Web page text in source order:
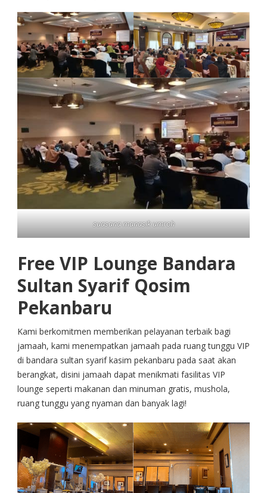
suasana manasik umroh
Free VIP Lounge Bandara
Sultan Syarif Qosim
Pekanbaru
Kami berkomitmen memberikan pelayanan terbaik bagi
jamaah, kami menempatkan jamaah pada ruang tunggu VIP
di bandara sultan syarif kasim pekanbaru pada saat akan
berangkat, disini jamaah dapat menikmati fasilitas VIP
lounge seperti makanan dan minuman gratis, mushola,
ruang tunggu yang nyaman dan banyak lagi!